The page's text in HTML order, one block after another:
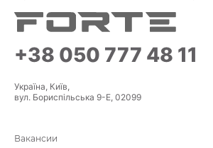
+38 050 777 48 11
Україна, Київ,
вул. Бориспільська 9-Е, 02099
Вакансии